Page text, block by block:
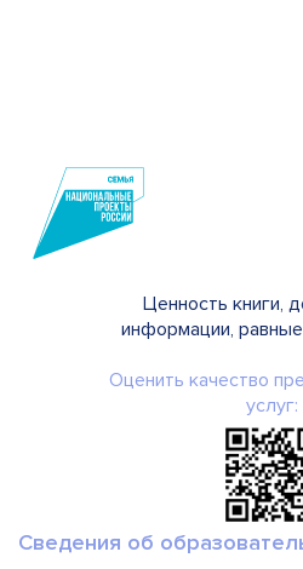
Ценность книги,
информации,
Оценить качество
услуг:
Сведения об